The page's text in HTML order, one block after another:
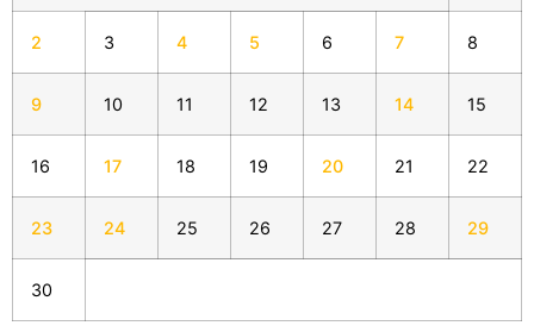
2 3 4 5 6 7 8
9 10 11 12 13 14 15
16 17 18 19 20 21 22
23 24 25 26 27 28 29
30